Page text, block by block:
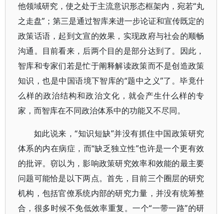
他领域研究，使之处于主流意识形态框架内，宛若“丸
之走盘”；第三是通过智库来进一步论证和宣传既定的
政策话语，起到文宣的效果，实现政府与社会的顺畅
沟通。目前看来，后两个目的是部分达到了。因此，
智库和专家们若是忙于阐释解读政策而不是创造政策
知识，也是中国语境下智库的“题中之义”了。毕竟什
么样的政治结构和政治文化，就会产生什么样的专
家，而智库在不同政治体系中的功能又不尽同。
如此说来，“知识短缺”并没有抓住中国政策研究
体系的内在病症，而“缺乏独立性”也许是一个更有效
的批评。窃以为，影响政策研究效率和效能的最主要
问题可能恰是以下两点。首先，目前三个圈层的研究
机构，包括官僚系统内部的研究力量，并没有统筹整
合，很多时候不免低效率重复。一个“一带一路”的研